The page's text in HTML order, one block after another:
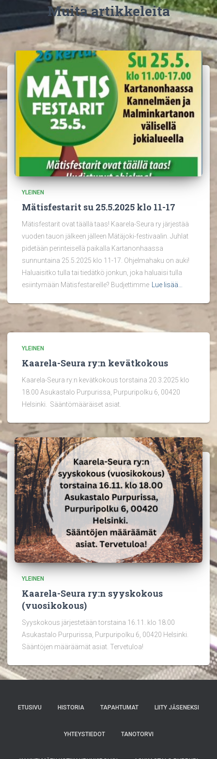
Muita artikkeleita
YLEINEN
Mätisfestarit su 25.5.2025 klo 11-17
Mätisfestarit ovat täällä taas! Kaarela-Seura ry järjestää
vuoden tauon jälkeen jälleen Mätäjoki-festivaalin. Juhlat
pidetään perinteisellä paikalla Kartanonhaassa
sunnuntaina 25.5.2025 klo 11-17. Ohjelmahaku on auki!
Haluaisitko tulla tai tiedätkö jonkun, joka haluaisi tulla
esiintymään Mätisfestareille? Budjettimme
Lue lisää…
YLEINEN
Kaarela-Seura ry:n kevätkokous
Kaarela-Seura ry:n kevätkokous torstaina 20.3.2025 klo
18.00 Asukastalo Purpurissa, Purpuripolku 6, 00420
Helsinki. Sääntömääräiset asiat.
YLEINEN
Kaarela-Seura ry:n syyskokous
(vuosikokous)
Syyskokous järjestetään torstaina 16.11. klo 18.00
Asukastalo Purpurissa, Purpuripolku 6, 00420 Helsinki.
Sääntöjen määräämät asiat. Tervetuloa!
ETUSIVU HISTORIA TAPAHTUMAT LIITY JÄSENEKSI
YHTEYSTIEDOT TANOTORVI